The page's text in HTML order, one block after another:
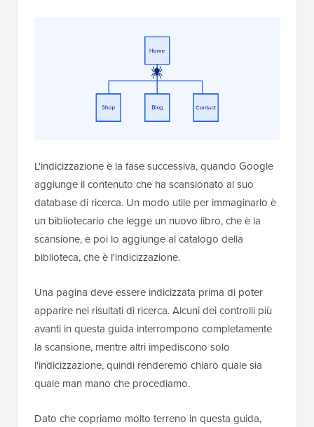
L'indicizzazione è la fase successiva, quando Google
aggiunge il contenuto che ha scansionato al suo
database di ricerca. Un modo utile per immaginarlo è
un bibliotecario che legge un nuovo libro, che è la
scansione, e poi lo aggiunge al catalogo della
biblioteca, che è l'indicizzazione.
Una pagina deve essere indicizzata prima di poter
apparire nei risultati di ricerca. Alcuni dei controlli più
avanti in questa guida interrompono completamente
la scansione, mentre altri impediscono solo
l'indicizzazione, quindi renderemo chiaro quale sia
quale man mano che procediamo.
Dato che copriamo molto terreno in questa guida,